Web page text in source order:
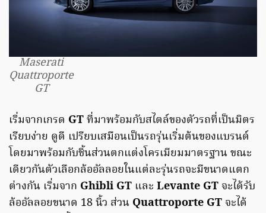
Maserati
Quattroporte
GT
เริ่มจากเกรด GTที่มาพร้อมกับสไตล์ของตัวรถที่เป็นมิตร
เรียบง่าย ดูดี เปรียบเสมือนเป็นรถรุ่นเริ่มต้นของแบรนด์
โดยมาพร้อมกับชิ้นส่วนตกแต่งโครเมียมมาตรฐาน ขณะ
เดียวกันตัวเลือกล้ออัลลอยในแต่ละรุ่นรถจะมีขนาดแตก
ต่างกัน เริ่มจาก Ghibli GT และ Levante GT จะได้รับ
ล้ออัลลอยขนาด 18 นิ้ว ส่วน Quattroporte GT จะได้